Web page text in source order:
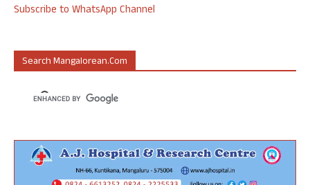
Subscribe to WhatsApp Channel
Search Mangalorean.com